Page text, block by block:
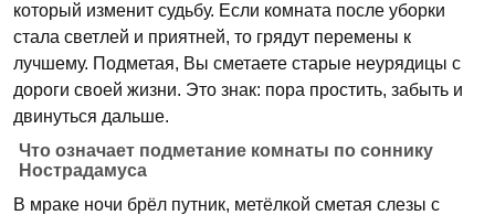
который изменит судьбу. Если комната после уборки
стала светлей и приятней, то грядут перемены к
лучшему. Подметая, Вы сметаете старые неурядицы с
дороги своей жизни. Это знак: пора простить, забыть и
двинуться дальше.
Что означает подметание комнаты по соннику
Нострадамуса
В мраке ночи брёл путник, метёлкой сметая слезы с